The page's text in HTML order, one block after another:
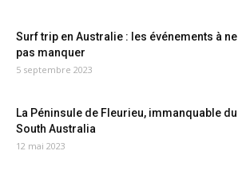
Surf trip en Australie : les événements à ne
pas manquer
5 septembre 2023
La Péninsule de Fleurieu, immanquable du
South Australia
12 mai 2023